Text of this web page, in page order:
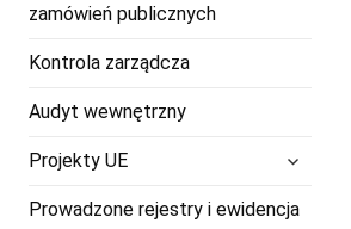
zamówień publicznych
Kontrola zarządcza
Audyt wewnętrzny
Projekty UE
potomne
Prowadzone rejestry i ewidencja